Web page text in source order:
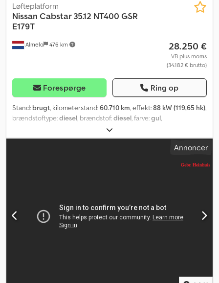
Almelo 476 km
Løfteplatform
Nissan Cabstar 35.12 NT400 GSR
E179T
28.250 €
VB plus moms
(34.182 € brutto)
Forespørge Ring op
Stand: brugt, kilometerstand:60.710 km, effekt:88 kW (119,65 hk),
brændstoftype:diesel , brændstof:diesel , farve:gul
, Produktionsår:
muligheder og tilbehør = - PTO (kraftudtag) = Bemærkninger =
Nissan Cabstar 35.12 NT400. År: 2015. Kørte kilometer: 60.710 km.
1750 kg. 2: 2200 kg. 3 personer. Euro 5. Elektrisk betjente vinduer.
Maks. vindhastighed: 12,5 m/s. Drejelig kurv. Elektrisk funktion i
kurv. 4 støtteben. Maks. arbejdshøjde: 17,9 meter. Maks.
rækkevidde: 10 meter. ID-nr.: 611. Heinhuis' generelle
Annoncer